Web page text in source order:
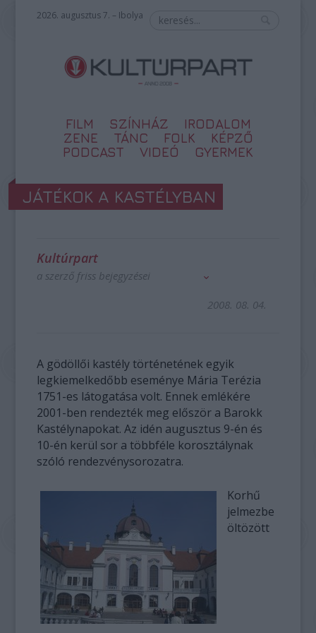
2026. augusztus 7. – Ibolya
FILM SZÍNHÁZ
IRODALOM
ZENE
TÁNC FOLK
KÉPZŐ
PODCAST
VIDEÓ GYERMEK
JÁTÉKOK A KASTÉLYBAN
Kultúrpart
a szerző friss bejegyzései
2008. 08. 04.
A gödöllői kastély történetének egyik
legkiemelkedőbb eseménye Mária Terézia
1751-es látogatása volt. Ennek emlékére
2001-ben rendezték meg először a Barokk
Kastélynapokat. Az idén augusztus 9-én és
10-én kerül sor a többféle korosztálynak
szóló rendezvénysorozatra.
Korhű
jelmezbe
öltözött